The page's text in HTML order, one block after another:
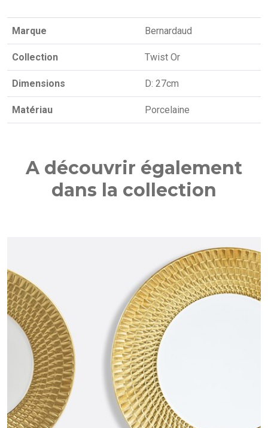
Marque Bernardaud
Collection Twist Or
Dimensions D: 27cm
Matériau Porcelaine
A découvrir également
dans la collection